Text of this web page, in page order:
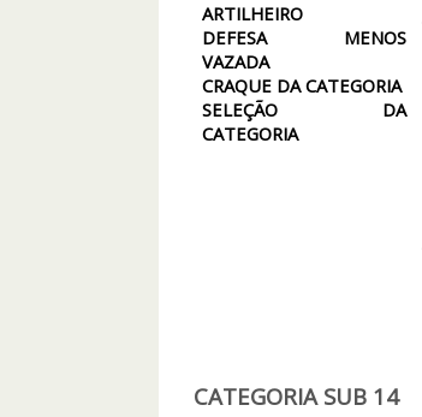
ARTILHEIRO
DEFESA MENOS
VAZADA
CRAQUE DA CATEGORIA
SELEÇÃO DA
CATEGORIA
CATEGORIA SUB 14